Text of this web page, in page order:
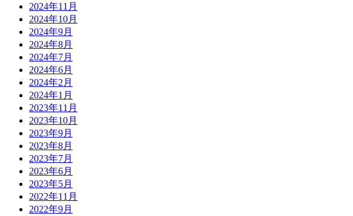
2024年11月
2024年10月
2024年9月
2024年8月
2024年7月
2024年6月
2024年2月
2024年1月
2023年11月
2023年10月
2023年9月
2023年8月
2023年7月
2023年6月
2023年5月
2022年11月
2022年9月